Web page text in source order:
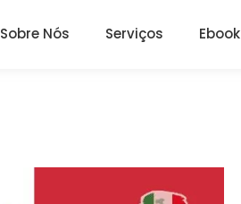
Sobre Nós Serviços Ebook